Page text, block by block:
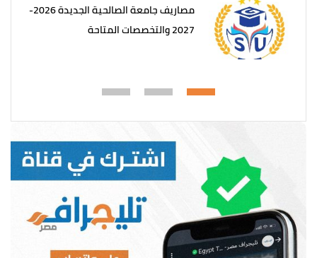
مصاريف جامعة الصالحية الجديدة 2026-
2027 والتخصصات المتاحة